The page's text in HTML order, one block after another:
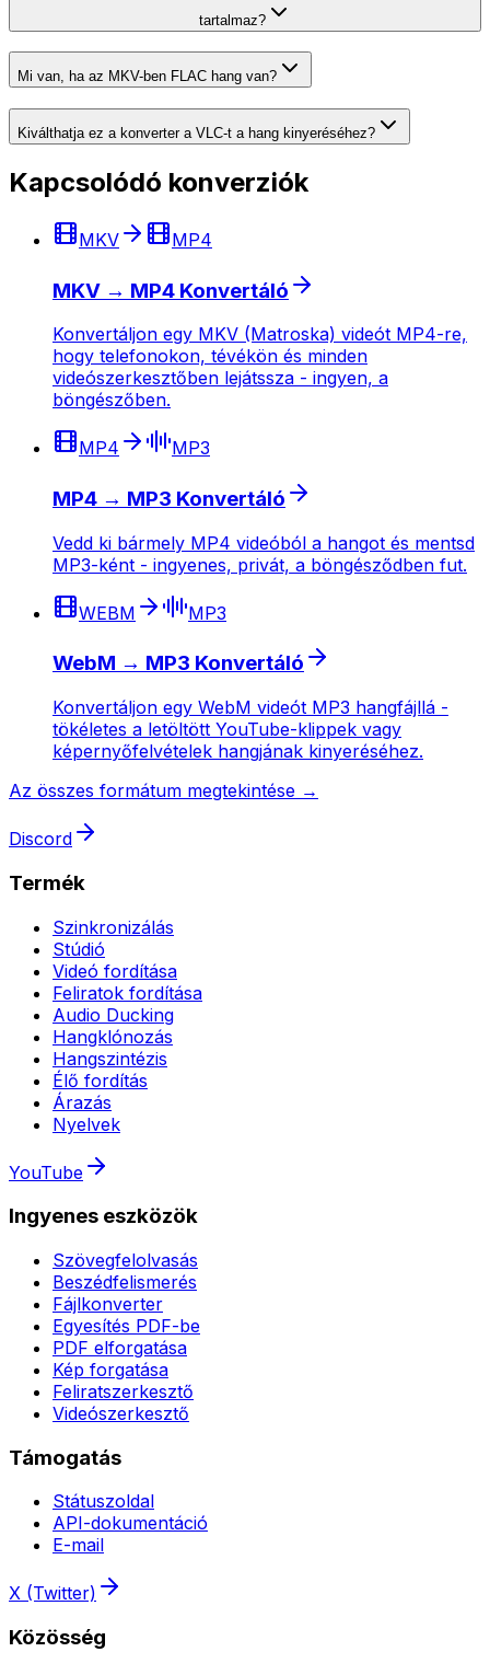
tartalmaz?
Mi van, ha az MKV-ben FLAC hang van?
Kiválthatja ez a konverter a VLC-t a hang kinyeréséhez?
Kapcsolódó konverziók
MKV MP4
MKV → MP4 Konvertáló
Konvertáljon egy MKV (Matroska) videót MP4-re,
hogy telefonokon, tévékön és minden
videószerkesztőben lejátssza - ingyen, a
böngészőben.
MP4 MP3
MP4 → MP3 Konvertáló
Vedd ki bármely MP4 videóból a hangot és mentsd
MP3-ként - ingyenes, privát, a böngésződben fut.
WEBM MP3
WebM → MP3 Konvertáló
Konvertáljon egy WebM videót MP3 hangfájllá -
tökéletes a letöltött YouTube-klippek vagy
képernyőfelvételek hangjának kinyeréséhez.
Az összes formátum megtekintése →
Discord
Termék
Szinkronizálás
Stúdió
Videó fordítása
Feliratok fordítása
Audio Ducking
Hangklónozás
Hangszintézis
Élő fordítás
Árazás
Nyelvek
YouTube
Ingyenes eszközök
Szövegfelolvasás
Beszédfelismerés
Fájlkonverter
Egyesítés PDF-be
PDF elforgatása
Kép forgatása
Feliratszerkesztő
Videószerkesztő
Támogatás
Státuszoldal
API-dokumentáció
E-mail
X (Twitter)
Közösség